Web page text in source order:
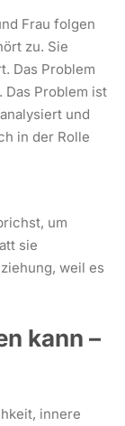
Frau folgen
zu. Sie
Das Problem
Problem ist
und
in der Rolle
um
sie
weil es
kann –
innere